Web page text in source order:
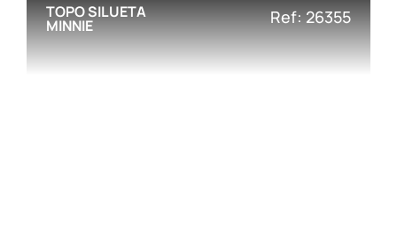
TOPO SILUETA
MINNIE Ref: 26355